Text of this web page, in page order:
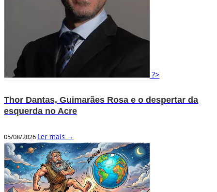
?>
Thor Dantas, Guimarães Rosa e o despertar da
esquerda no Acre
05/08/2026 Ler mais →